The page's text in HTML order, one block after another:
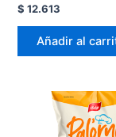
Valorado
en
0
$ 12.613
Añadir al